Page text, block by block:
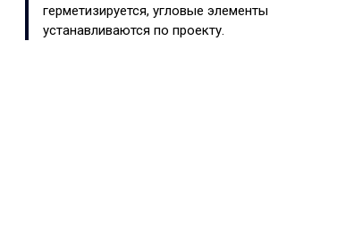
герметизируется, угловые элементы
устанавливаются по проекту.